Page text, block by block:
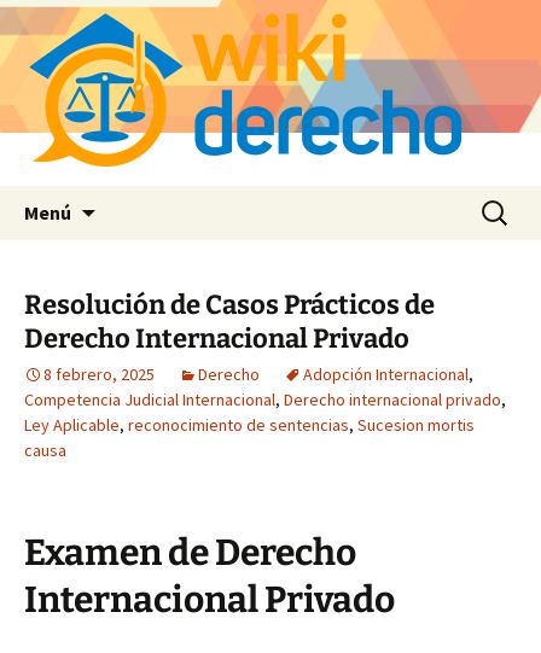
Menú Buscar:
Resolución de Casos Prácticos de
Derecho Internacional Privado
8 febrero, 2025 Derecho Adopción Internacional,
Competencia Judicial Internacional, Derecho internacional privado,
Ley Aplicable, reconocimiento de sentencias, Sucesion mortis
causa
Examen de Derecho
Internacional Privado